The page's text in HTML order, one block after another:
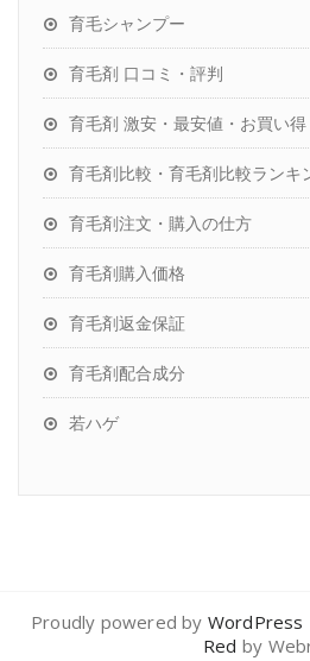
育毛シャンプー
育毛剤 口コミ・評判
育毛剤 激安・最安値・お買い得
育毛剤比較・育毛剤比較ランキ
育毛剤注文・購入の仕方
育毛剤購入価格
育毛剤返金保証
育毛剤配合成分
若ハゲ
Proudly powered by WordPress
Red by